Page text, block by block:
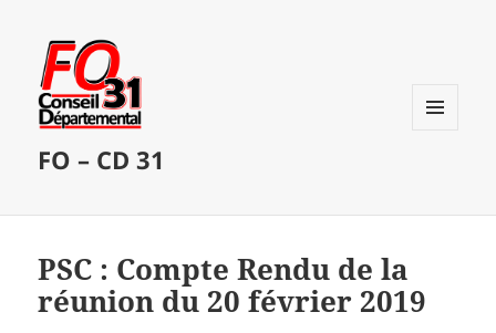
FO – CD 31
PSC : Compte Rendu de la
réunion du 20 février 2019